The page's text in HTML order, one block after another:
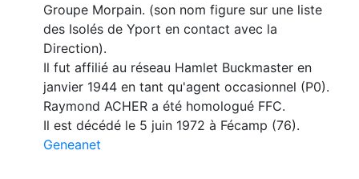
Groupe Morpain. (son nom figure sur une liste
des Isolés de Yport en contact avec la
Direction).
Il fut affilié au réseau Hamlet Buckmaster en
janvier 1944 en tant qu'agent occasionnel (P0).
Raymond ACHER a été homologué FFC.
Il est décédé le 5 juin 1972 à Fécamp (76).
Geneanet